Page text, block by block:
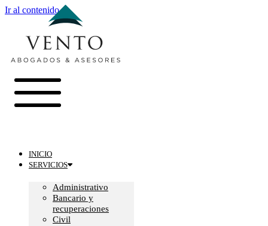
Ir al contenido
INICIO
SERVICIOS
Administrativo
Bancario y
recuperaciones
Civil